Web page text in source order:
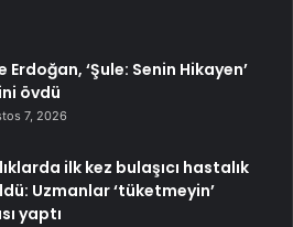
Erdoğan, ‘Şule: Senin Hikayen’
övdü
7, 2026
ilk kez bulaşıcı hastalık
Uzmanlar ‘tüketmeyin’
yaptı